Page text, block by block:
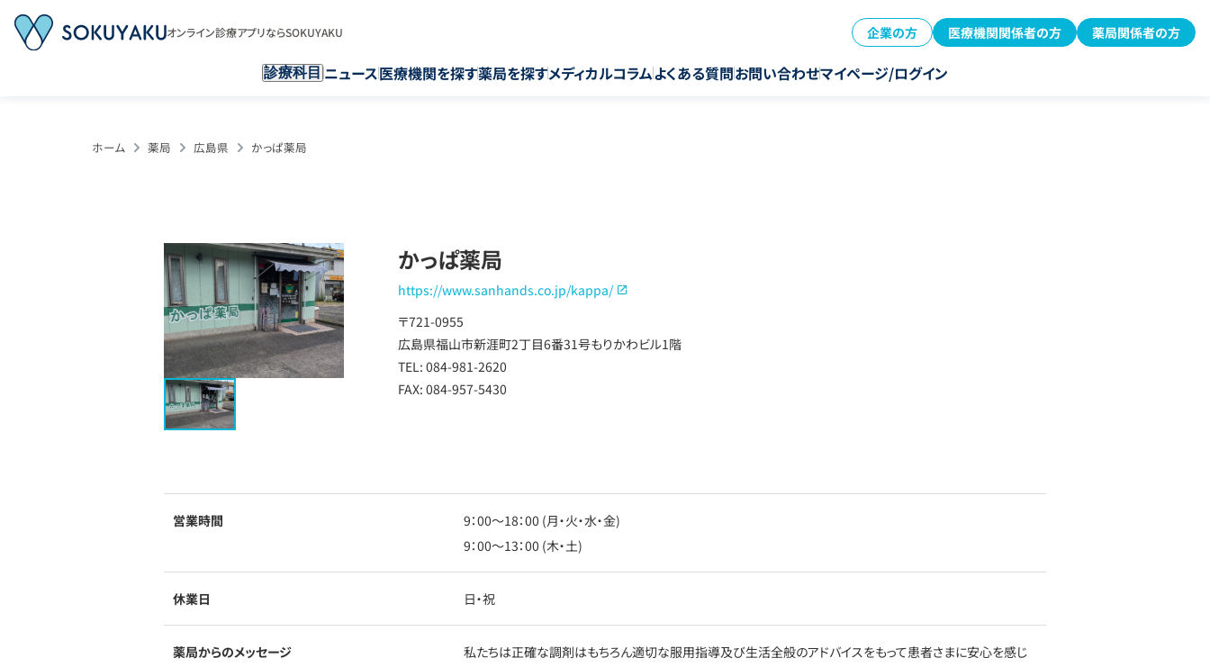
オンライン診療アプリならSOKUYAKU 企業の方 医療機関関係者の方 薬局関係者の方
診療科目 ニュース医療機関を探す薬局を探すメディカルコラムよくある質問お問い合わせマイページ/ログイン
ホーム 薬局 広島県 かっぱ薬局
かっぱ薬局
https://www.sanhands.co.jp/kappa/
〒721-0955
広島県福山市新涯町2丁目6番31号もりかわビル1階
TEL: 084-981-2620
FAX: 084-957-5430
営業時間
9：00〜18：00 (月・火・水・金)
9：00〜13：00 (木・土)
休業日 日・祝
薬局からのメッセージ
私たちは正確な調剤はもちろん適切な服用指導及び生活全般のアドバイスをもって患者さまに安心を感じ